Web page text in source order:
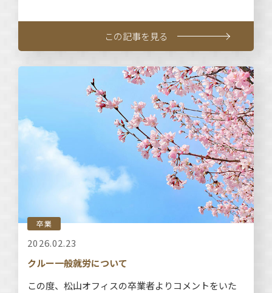
この記事を見る
卒業
2026.02.23
クルー一般就労について
この度、松山オフィスの卒業者よりコメントをいた